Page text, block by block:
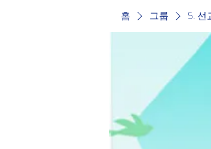
홈 그룹 5. 선